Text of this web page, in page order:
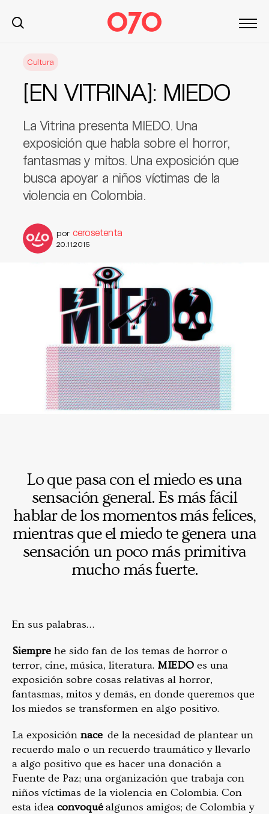
Cultura
[EN VITRINA]: MIEDO
La Vitrina presenta MIEDO. Una
exposición que habla sobre el horror,
fantasmas y mitos. Una exposición que
busca apoyar a niños víctimas de la
violencia en Colombia.
por cerosetenta
20.11.2015
Lo que pasa con el miedo es una
sensación general. Es más fácil
hablar de los momentos más felices,
mientras que el miedo te genera una
sensación un poco más primitiva
mucho más fuerte.
En sus palabras…
Siempre he sido fan de los temas de horror o
terror, cine, música, literatura. MIEDO es una
exposición sobre cosas relativas al horror,
fantasmas, mitos y demás, en donde queremos que
los miedos se transformen en algo positivo.
La exposición nace de la necesidad de plantear un
recuerdo malo o un recuerdo traumático y llevarlo
a algo positivo que es hacer una donación a
Fuente de Paz; una organización que trabaja con
niños víctimas de la violencia en Colombia. Con
esta idea convoquéalgunos amigos; de Colombia y